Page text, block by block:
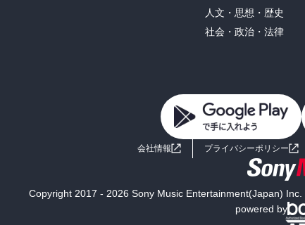
人文・思想・歴史
社会・政治・法律
会社情報 プライバシーポリシー
Copyright 2017 - 2026 Sony Music Entertainment(Japan)
powered by